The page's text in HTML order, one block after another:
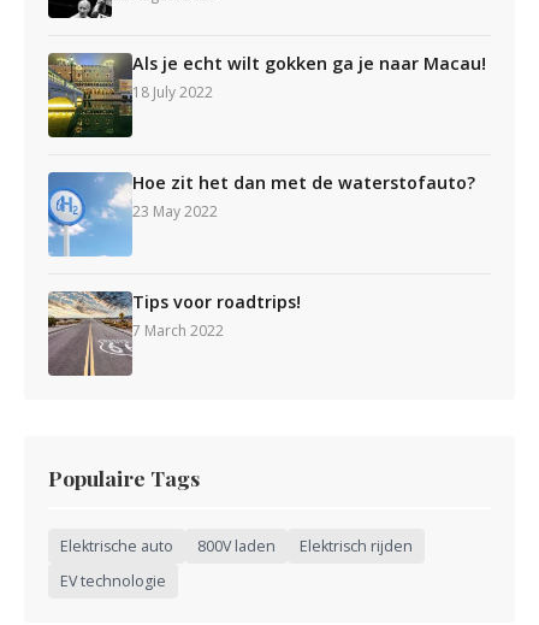
Als je echt wilt gokken ga je naar Macau!
18 July 2022
Hoe zit het dan met de waterstofauto?
23 May 2022
Tips voor roadtrips!
7 March 2022
Populaire Tags
Elektrische auto 800V laden
Elektrisch rijden
EV technologie